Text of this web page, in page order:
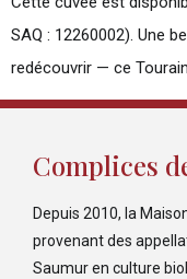
SAQ : 12260002). Une
redécouvrir — ce
Complices
Depuis 2010, la
provenant des
Saumur en culture